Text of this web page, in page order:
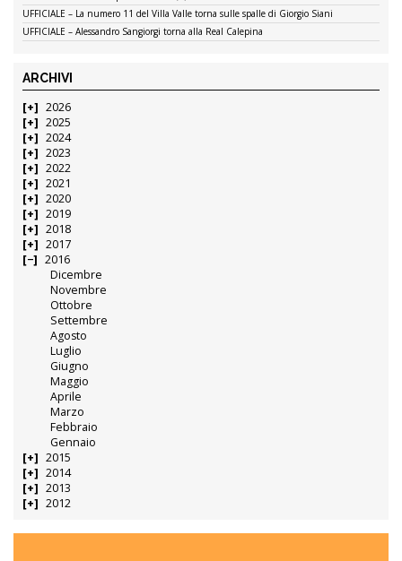
UFFICIALE – La numero 11 del Villa Valle torna sulle spalle di Giorgio Siani
UFFICIALE – Alessandro Sangiorgi torna alla Real Calepina
ARCHIVI
2026
2025
2024
2023
2022
2021
2020
2019
2018
2017
2016
Dicembre
Novembre
Ottobre
Settembre
Agosto
Luglio
Giugno
Maggio
Aprile
Marzo
Febbraio
Gennaio
2015
2014
2013
2012